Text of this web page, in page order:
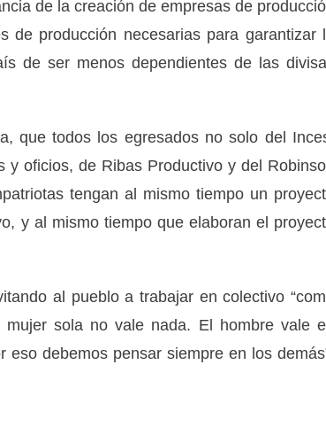
de la creación de empresas de
de producción necesarias para garantizar
de ser menos dependientes de las
que todos los egresados no solo del
oficios, de Ribas Productivo y del
tengan al mismo tiempo un
y al mismo tiempo que elaboran el
al pueblo a trabajar en colectivo
sola no vale nada. El hombre vale
debemos pensar siempre en los